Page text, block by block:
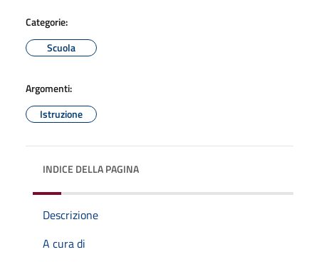
Categorie:
Scuola
Argomenti:
Istruzione
INDICE DELLA PAGINA
Descrizione
A cura di